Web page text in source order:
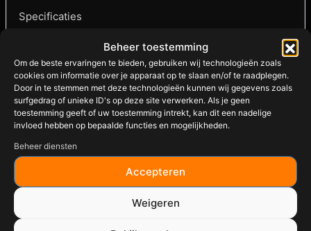
Beheer toestemming
Om de beste ervaringen te bieden, gebruiken wij technologieën zoals
cookies om informatie over je apparaat op te slaan en/of te raadplegen.
Door in te stemmen met deze technologieën kunnen wij gegevens zoals
surfgedrag of unieke ID's op deze site verwerken. Als je geen
toestemming geeft of uw toestemming intrekt, kan dit een nadelige
invloed hebben op bepaalde functies en mogelijkheden.
Beheer diensten
Accepteren
Weigeren
Specificaties
4 draadloze temperatuurprobes
Ingebouwde WiFi
Bluetooth-connectiviteit
Meet kerntemperatuur én omgevingstemperatuur
Gratis MEATER-app voor iOS en Android
Geschikt voor BBQ, smoker, kamado, oven en airfryer
Maak van iedere barbecue of maaltijd een succes met